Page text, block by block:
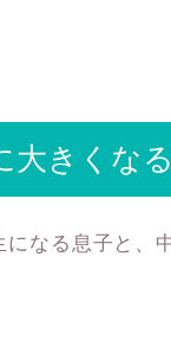
大きくなる
なる息子と、